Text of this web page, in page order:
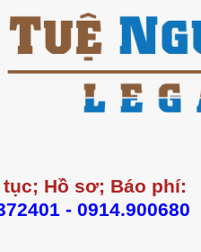
Hồ sơ; Báo phí:
- 0914.900680